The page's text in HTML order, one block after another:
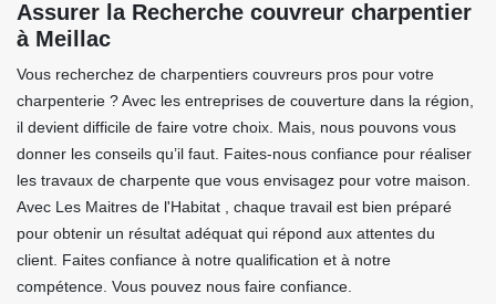
Assurer la Recherche couvreur charpentier
à Meillac
Vous recherchez de charpentiers couvreurs pros pour votre
charpenterie ? Avec les entreprises de couverture dans la région,
il devient difficile de faire votre choix. Mais, nous pouvons vous
donner les conseils qu’il faut. Faites-nous confiance pour réaliser
les travaux de charpente que vous envisagez pour votre maison.
Avec Les Maitres de l'Habitat , chaque travail est bien préparé
pour obtenir un résultat adéquat qui répond aux attentes du
client. Faites confiance à notre qualification et à notre
compétence. Vous pouvez nous faire confiance.